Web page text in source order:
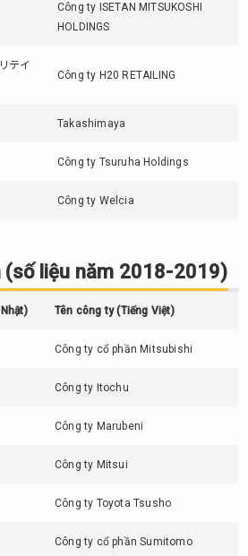
Công ty ISETAN MITSUKOSHI
HOLDINGS
テイ
Công ty H20 RETAILING
Takashimaya
Công ty Tsuruha Holdings
Công ty Welcia
(số liệu năm 2018-2019)
Tên công ty (Tiếng Việt)
Công ty cổ phần Mitsubishi
Công ty Itochu
Công ty Marubeni
Công ty Mitsui
Công ty Toyota Tsusho
Công ty cổ phần Sumitomo